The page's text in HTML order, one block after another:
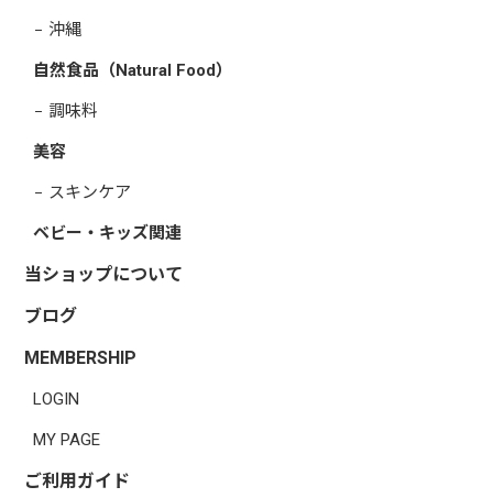
沖縄
自然食品（Natural Food）
調味料
美容
スキンケア
ベビー・キッズ関連
当ショップについて
ブログ
MEMBERSHIP
LOGIN
MY PAGE
ご利用ガイド